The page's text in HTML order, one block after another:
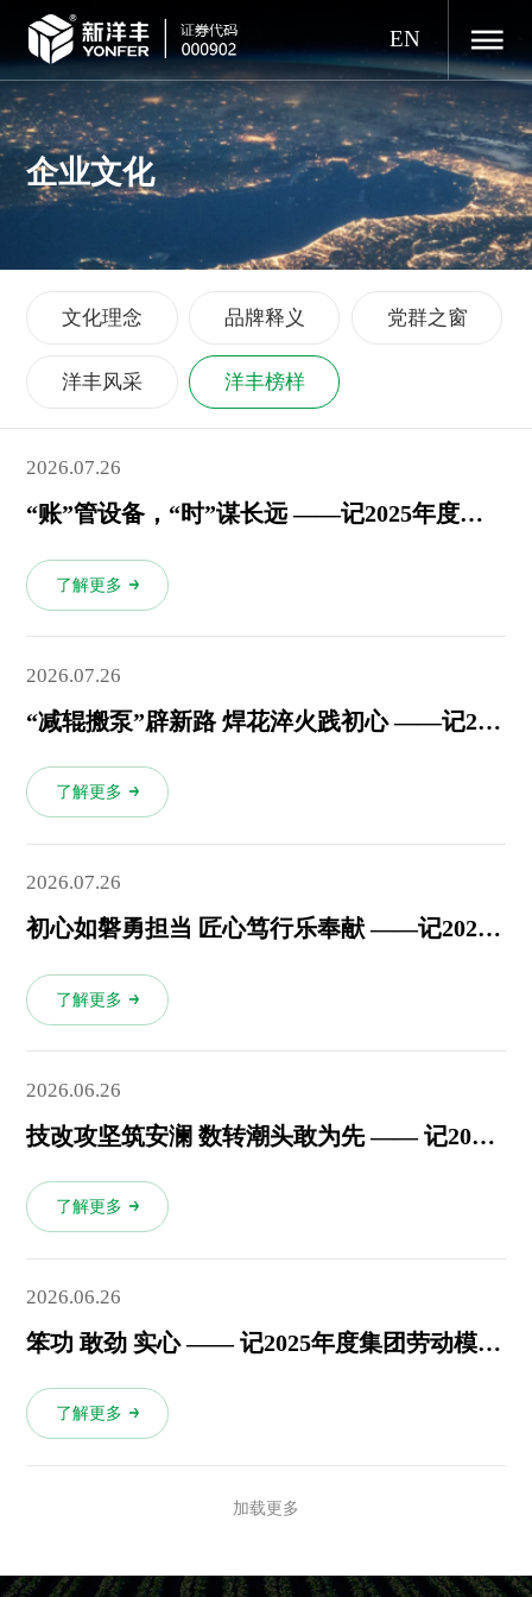
EN
企业文化
文化理念 品牌释义 党群之窗
洋丰风采 洋丰榜样
2026.07.26
“账”管设备，“时”谋长远 ——记2025年度集团劳动模范、吉林新洋丰生产部副部长张时
了解更多
2026.07.26
“减辊搬泵”辟新路 焊花淬火践初心 ——记2025年度集团劳动模范、新洋丰中磷硝基复合肥厂维修工刘奎
了解更多
2026.07.26
初心如磐勇担当 匠心笃行乐奉献 ——记2025年度“洋丰榜样”人物、新洋丰新合成氨厂气化车间主任吴政达
了解更多
2026.06.26
技改攻坚筑安澜 数转潮头敢为先 —— 记2025年集团劳动模范、总部硫酸钾复合肥厂电仪组仪表工杜田
了解更多
2026.06.26
笨功 敢劲 实心 —— 记2025年度集团劳动模范、总部机修厂一车间维修班长徐龙
了解更多
加载更多